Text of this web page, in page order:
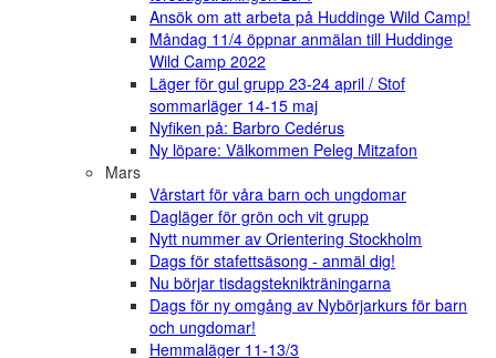
Ansök om att arbeta på Huddinge Wild Camp!
Måndag 11/4 öppnar anmälan till Huddinge
Wild Camp 2022
Läger för gul grupp 23-24 april / Stof
sommarläger 14-15 maj
Nyfiken på: Barbro Cedérus
Ny löpare: Välkommen Peleg Mitzafon
Mars
Vårstart för våra barn och ungdomar
Dagläger för grön och vit grupp
Nytt nummer av Orientering Stockholm
Dags för stafettsäsong - anmäl dig!
Nu börjar tisdagsteknikträningarna
Dags för ny omgång av Nybörjarkurs för barn
och ungdomar!
Hemmaläger 11-13/3